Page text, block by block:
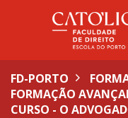
FD-PORTO
FORMAÇÃO
CURSO - O